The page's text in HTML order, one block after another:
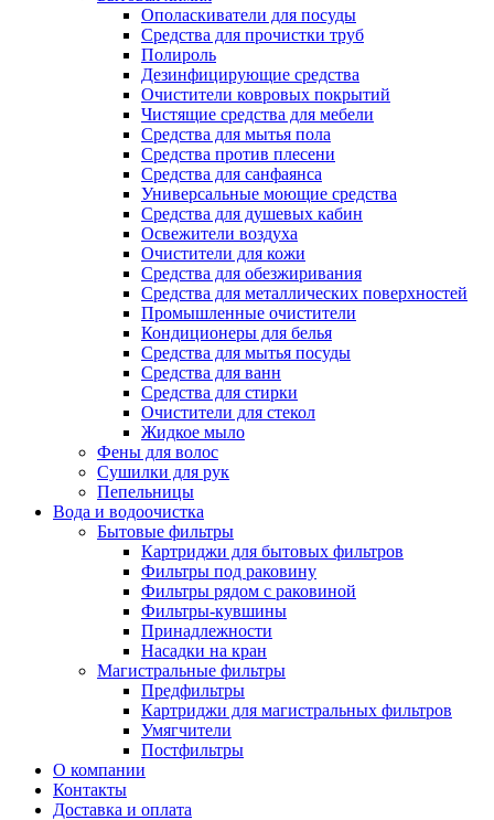
Ополаскиватели для посуды
Средства для прочистки труб
Полироль
Дезинфицирующие средства
Очистители ковровых покрытий
Чистящие средства для мебели
Средства для мытья пола
Средства против плесени
Средства для санфаянса
Универсальные моющие средства
Средства для душевых кабин
Освежители воздуха
Очистители для кожи
Средства для обезжиривания
Средства для металлических поверхностей
Промышленные очистители
Кондиционеры для белья
Средства для мытья посуды
Средства для ванн
Средства для стирки
Очистители для стекол
Жидкое мыло
Фены для волос
Сушилки для рук
Пепельницы
Вода и водоочистка
Бытовые фильтры
Картриджи для бытовых фильтров
Фильтры под раковину
Фильтры рядом с раковиной
Фильтры-кувшины
Принадлежности
Насадки на кран
Магистральные фильтры
Предфильтры
Картриджи для магистральных фильтров
Умягчители
Постфильтры
О компании
Контакты
Доставка и оплата